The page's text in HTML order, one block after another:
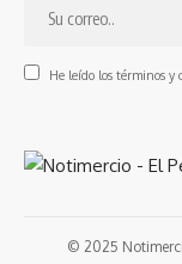
He leído los términos y
© 2025